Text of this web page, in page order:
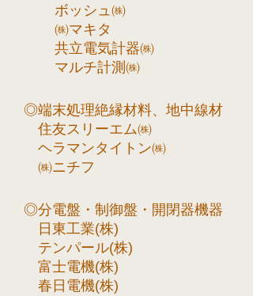
ボッシュ㈱
㈱マキタ
共立電気計器㈱
マルチ計測㈱
◎端末処理絶縁材料、地中線材
住友スリーエム㈱
ヘラマンタイトン㈱
㈱ニチフ
◎分電盤・制御盤・開閉器機器
日東工業(株)
テンパール(株)
富士電機(株)
春日電機(株)